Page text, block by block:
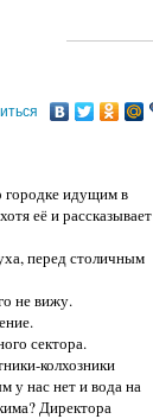
городке идущим в
её и рассказывает
перед столичным
не вижу.
сектора.
колхозники
у нас нет и вода на
Директора